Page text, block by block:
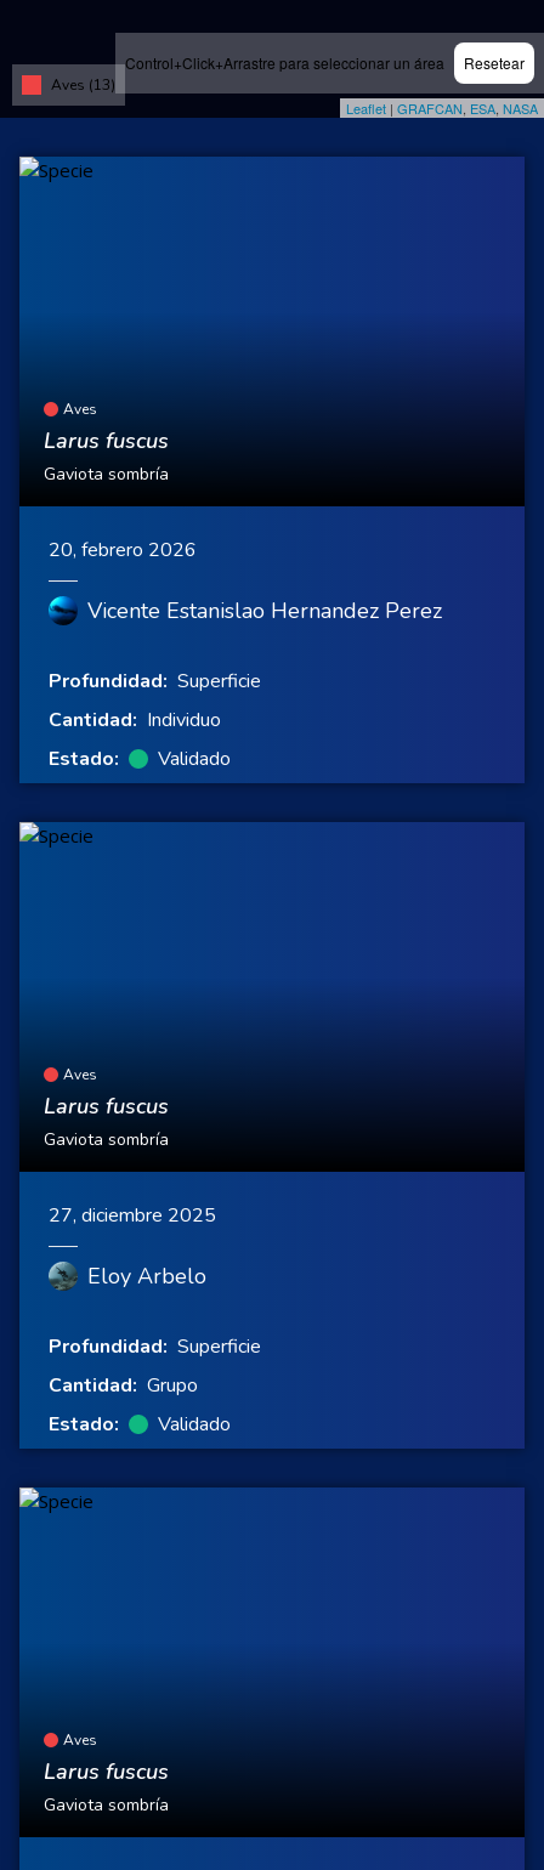
Control+Click+Arrastre para seleccionar un área Resetear
Aves (13)
Leaflet | GRAFCAN ESA NASA
Aves
Larus fuscus
Gaviota sombría
20, febrero 2026
Vicente Estanislao Hernandez Perez
Profundidad: Superficie
Cantidad: Individuo
Estado:
Validado
Aves
Larus fuscus
Gaviota sombría
27, diciembre 2025
Eloy Arbelo
Profundidad: Superficie
Cantidad: Grupo
Estado:
Validado
Aves
Larus fuscus
Gaviota sombría